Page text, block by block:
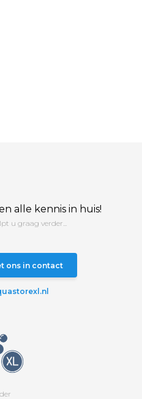
alle kennis in huis!
u graag verder...
ons in contact